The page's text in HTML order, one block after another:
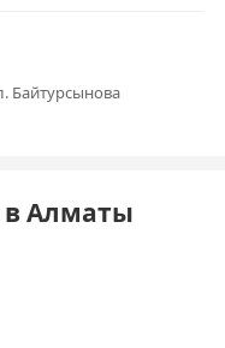
Байтурсынова
в Алматы